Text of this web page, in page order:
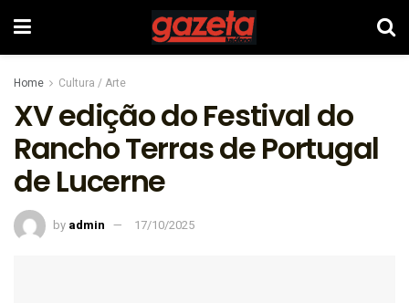
Home Cultura / Arte
XV edição do Festival do
Rancho Terras de Portugal
de Lucerne
by admin 17/10/2025